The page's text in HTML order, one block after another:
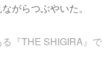
がらつぶやいた。
『THE SHIGIRA』で